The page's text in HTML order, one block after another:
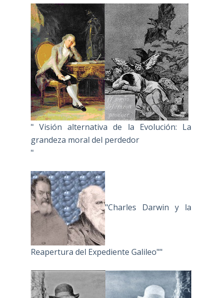
" Visión alternativa de la Evolución: La
grandeza moral del perdedor
"
"Charles Darwin y la
Reapertura del Expediente Galileo""